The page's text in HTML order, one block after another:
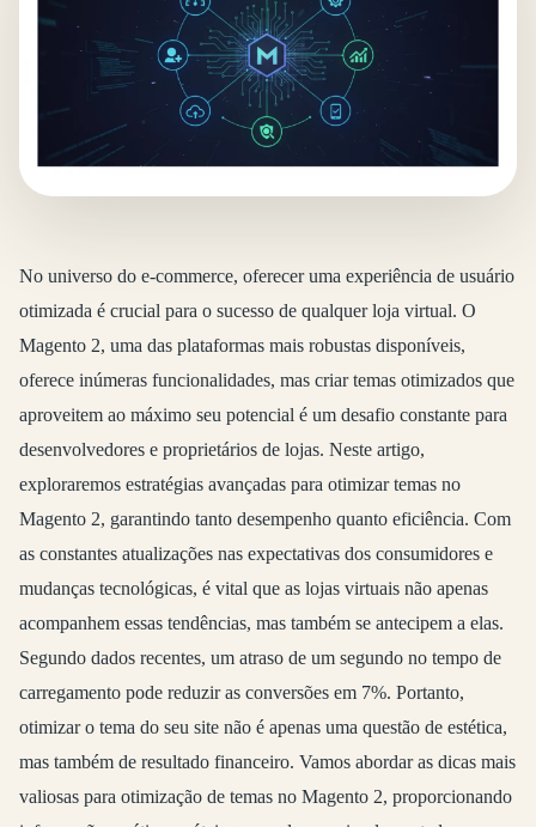
No universo do e-commerce, oferecer uma experiência de usuário
otimizada é crucial para o sucesso de qualquer loja virtual. O
Magento 2, uma das plataformas mais robustas disponíveis,
oferece inúmeras funcionalidades, mas criar temas otimizados que
aproveitem ao máximo seu potencial é um desafio constante para
desenvolvedores e proprietários de lojas. Neste artigo,
exploraremos estratégias avançadas para otimizar temas no
Magento 2, garantindo tanto desempenho quanto eficiência. Com
as constantes atualizações nas expectativas dos consumidores e
mudanças tecnológicas, é vital que as lojas virtuais não apenas
acompanhem essas tendências, mas também se antecipem a elas.
Segundo dados recentes, um atraso de um segundo no tempo de
carregamento pode reduzir as conversões em 7%. Portanto,
otimizar o tema do seu site não é apenas uma questão de estética,
mas também de resultado financeiro. Vamos abordar as dicas mais
valiosas para otimização de temas no Magento 2, proporcionando